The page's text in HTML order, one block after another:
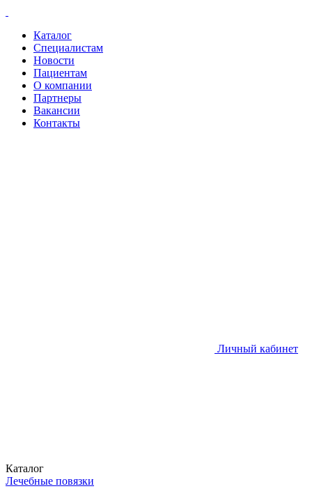
Каталог
Специалистам
Новости
Пациентам
О компании
Партнеры
Вакансии
Контакты
Личный кабинет
Каталог
Лечебные повязки